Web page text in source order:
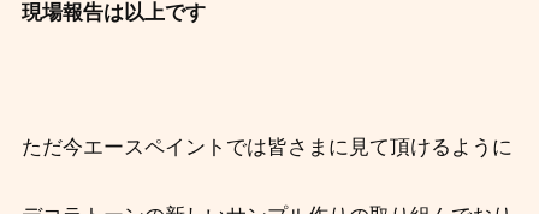
現場報告は以上です
ただ今エースペイントでは皆さまに見て頂けるように